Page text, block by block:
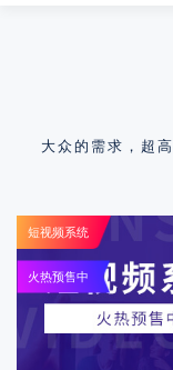
大众的需求，超
短视频系统
火热预售中